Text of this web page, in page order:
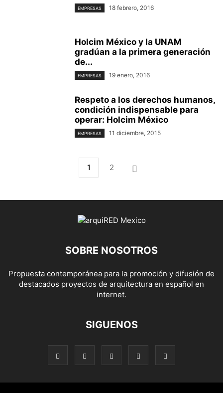
EMPRESAS 18 febrero, 2016
Holcim México y la UNAM
gradúan a la primera generación
de...
EMPRESAS 19 enero, 2016
Respeto a los derechos humanos,
condición indispensable para
operar: Holcim México
EMPRESAS 11 diciembre, 2015
1 2
SOBRE NOSOTROS
Propuesta contemporánea para la promoción y difusión de
destacados proyectos de arquitectura en español en
internet.
SIGUENOS